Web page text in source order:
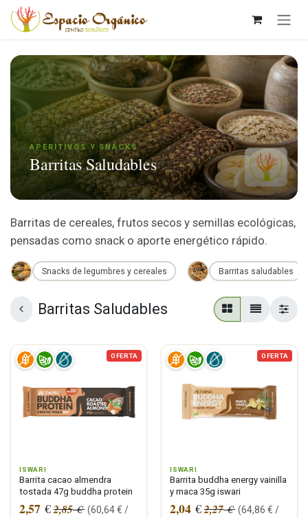
Ir al contenido
APERITIVOS Y SNACKS
Barritas Saludables
Barritas de cereales, frutos secos y semillas ecológicas,
pensadas como snack o aporte energético rápido.
Snacks de legumbres y cereales Barritas saludables
Barritas Saludables
OFERTA
ISWARI
Barrita cacao almendra
tostada 47g buddha protein
2,57 €2,85€ (60,64€ /
OFERTA
ISWARI
Barrita buddha energy vainilla
y maca 35g iswari
2,04 €2,27€ (64,86 € /